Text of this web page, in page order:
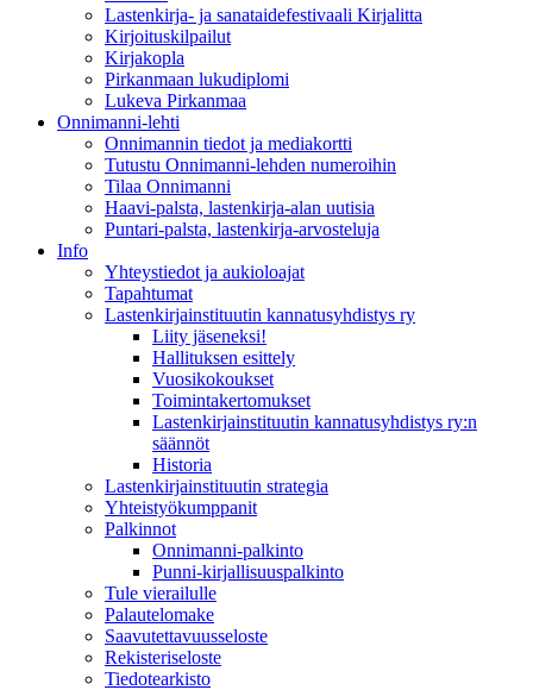
Lastenkirja- ja sanataidefestivaali Kirjalitta
Kirjoituskilpailut
Kirjakopla
Pirkanmaan lukudiplomi
Lukeva Pirkanmaa
Onnimanni-lehti
Onnimannin tiedot ja mediakortti
Tutustu Onnimanni-lehden numeroihin
Tilaa Onnimanni
Haavi-palsta, lastenkirja-alan uutisia
Puntari-palsta, lastenkirja-arvosteluja
Info
Yhteystiedot ja aukioloajat
Tapahtumat
Lastenkirjainstituutin kannatusyhdistys ry
Liity jäseneksi!
Hallituksen esittely
Vuosikokoukset
Toimintakertomukset
Lastenkirjainstituutin kannatusyhdistys ry:n
säännöt
Historia
Lastenkirjainstituutin strategia
Yhteistyökumppanit
Palkinnot
Onnimanni-palkinto
Punni-kirjallisuuspalkinto
Tule vierailulle
Palautelomake
Saavutettavuusseloste
Rekisteriseloste
Tiedotearkisto